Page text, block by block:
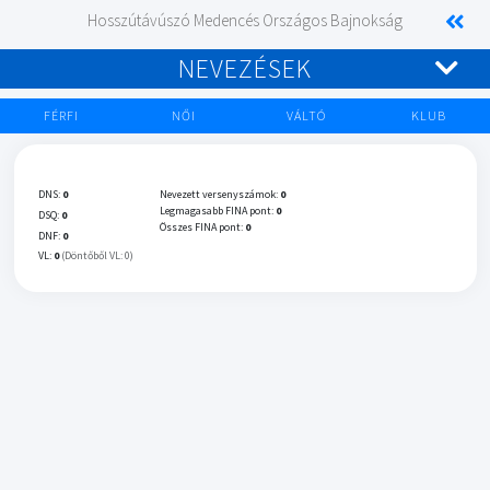
Hosszútávúszó Medencés Országos Bajnokság
NEVEZÉSEK
FÉRFI NŐI VÁLTÓ KLUB
DNS: 0
DSQ: 0
DNF: 0
VL: 0 (Döntőből VL: 0)
Nevezett versenyszámok: 0
Legmagasabb FINA pont: 0
Összes FINA pont: 0